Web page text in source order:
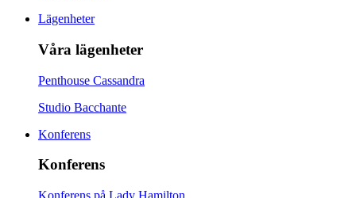
Lägenheter
Våra lägenheter
Penthouse Cassandra
Studio Bacchante
Konferens
Konferens
Konferens på Lady Hamilton